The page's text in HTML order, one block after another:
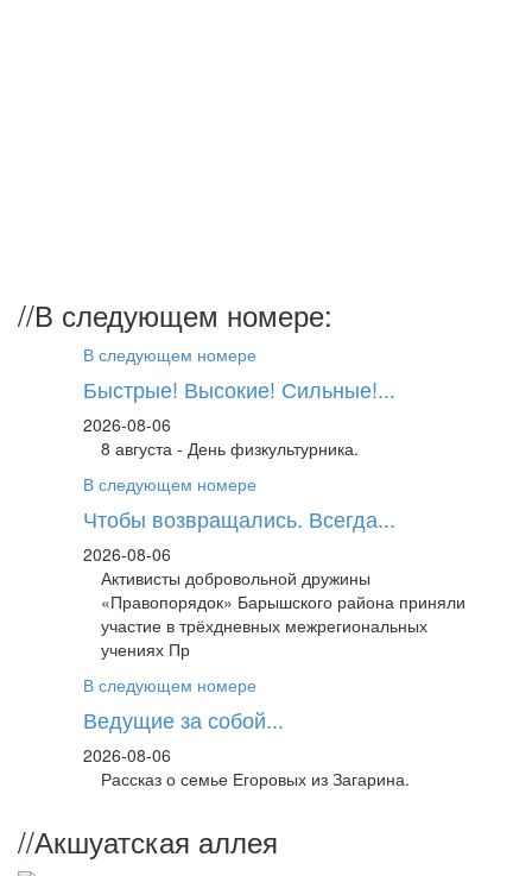
//В следующем номере:
В следующем номере
Быстрые! Высокие! Сильные!...
2026-08-06
8 августа - День физкультурника.
В следующем номере
Чтобы возвращались. Всегда...
2026-08-06
Активисты добровольной дружины
«Правопорядок» Барышского района приняли
участие в трёхдневных межрегиональных
учениях Пр
В следующем номере
Ведущие за собой...
2026-08-06
Рассказ о семье Егоровых из Загарина.
//Акшуатская аллея